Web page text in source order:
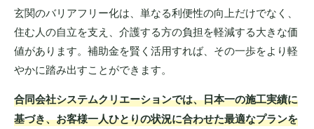
玄関のバリアフリー化は、単なる利便性の向上だけでなく、
住む人の自立を支え、介護する方の負担を軽減する大きな価
値があります。補助金を賢く活用すれば、その一歩をより軽
やかに踏み出すことができます。
合同会社システムクリエーションでは、日本一の施工実績に
基づき、お客様一人ひとりの状況に合わせた最適なプランを